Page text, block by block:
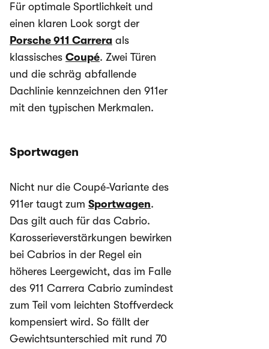
Für optimale Sportlichkeit und
einen klaren Look sorgt der
Porsche 911 Carrera als
klassisches Coupé. Zwei Türen
und die schräg abfallende
Dachlinie kennzeichnen den 911er
mit den typischen Merkmalen.
Sportwagen
Nicht nur die Coupé-Variante des
911er taugt zum Sportwagen.
Das gilt auch für das Cabrio.
Karosserieverstärkungen bewirken
bei Cabrios in der Regel ein
höheres Leergewicht, das im Falle
des 911 Carrera Cabrio zumindest
zum Teil vom leichten Stoffverdeck
kompensiert wird. So fällt der
Gewichtsunterschied mit rund 70